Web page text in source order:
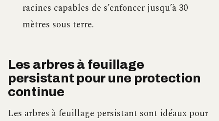
racines capables de s’enfoncer jusqu’à 30
mètres sous terre.
Les arbres à feuillage
persistant pour une protection
continue
Les arbres à feuillage persistant sont idéaux pour